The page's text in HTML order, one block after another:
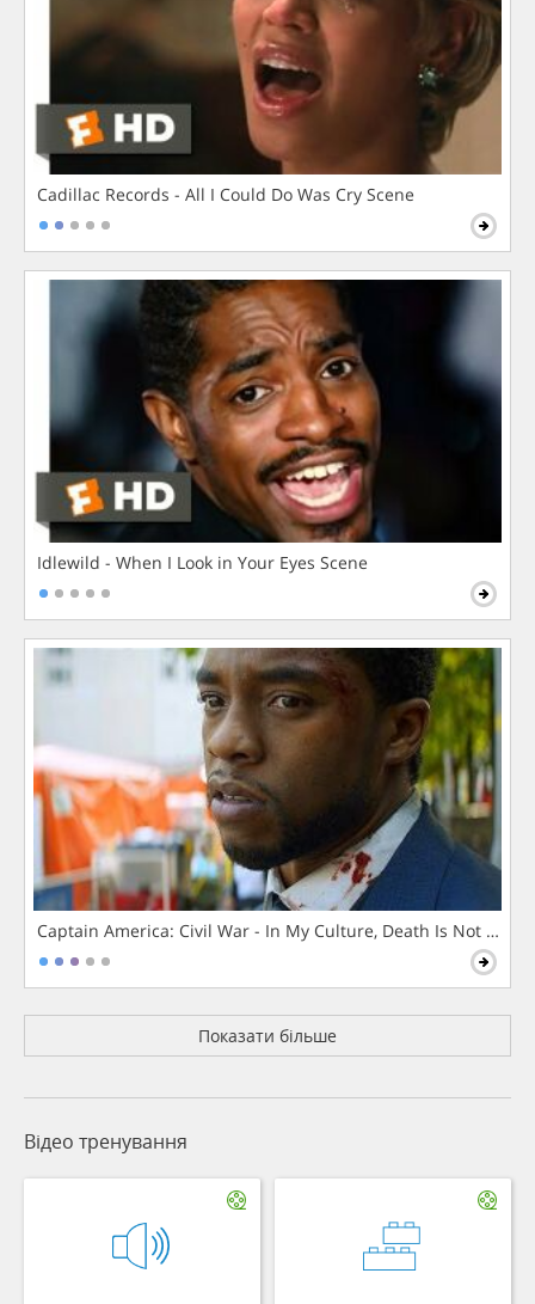
Cadillac Records - All I Could Do Was Cry Scene
Idlewild - When I Look in Your Eyes Scene
Captain America: Civil War - In My Culture, Death Is Not The
Показати більше
Відео тренування